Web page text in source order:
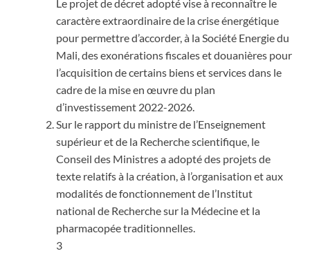
Le projet de décret adopté vise à reconnaître le
caractère extraordinaire de la crise énergétique
pour permettre d’accorder, à la Société Energie du
Mali, des exonérations fiscales et douanières pour
l’acquisition de certains biens et services dans le
cadre de la mise en œuvre du plan
d’investissement 2022-2026.
Sur le rapport du ministre de l’Enseignement
supérieur et de la Recherche scientifique, le
Conseil des Ministres a adopté des projets de
texte relatifs à la création, à l’organisation et aux
modalités de fonctionnement de l’Institut
national de Recherche sur la Médecine et la
pharmacopée traditionnelles.
3